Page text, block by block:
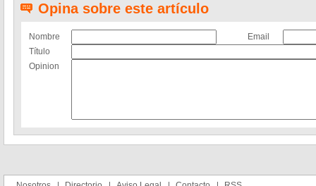
Opina sobre este artículo
Nombre
Email
Título
Opinion